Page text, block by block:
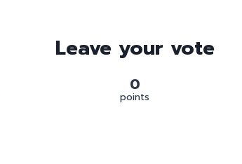
Leave your vote
0
points